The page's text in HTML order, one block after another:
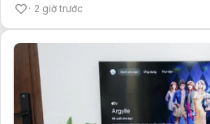
2 giờ trước